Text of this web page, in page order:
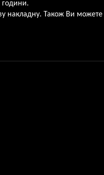
години.
накладну. Також Ви